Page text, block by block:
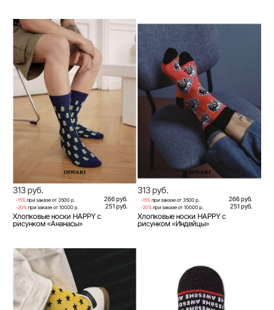
313 руб.
-15% при заказе от 3500 р. 266 руб.
-20% при заказе от 10000 р. 251 руб.
Хлопковые носки HAPPY с
рисунком «Ананасы»
313 руб.
-15% при заказе от 3500 р. 266 руб.
-20% при заказе от 10000 р. 251 руб.
Хлопковые носки HAPPY с
рисунком «Индейцы»